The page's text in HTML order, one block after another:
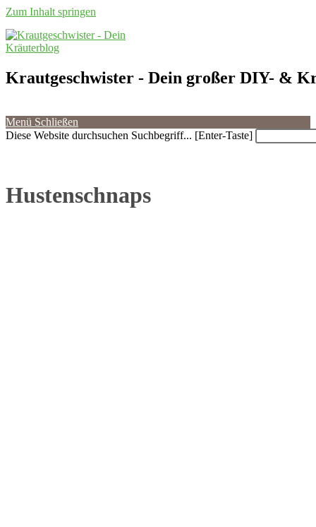
Zum Inhalt springen
Krautgeschwister - Dein großer DIY- &
Menü Schließen
Diese Website durchsuchen Suchbegriff... [Enter-Taste]
Hustenschnaps